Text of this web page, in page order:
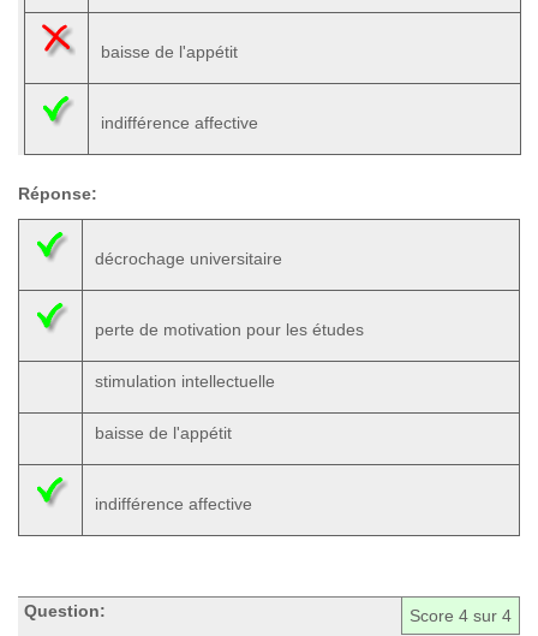
baisse de l'appétit
indifférence affective
Réponse:
décrochage universitaire
perte de motivation pour les études
stimulation intellectuelle
baisse de l'appétit
indifférence affective
Score 4 sur 4
Question: